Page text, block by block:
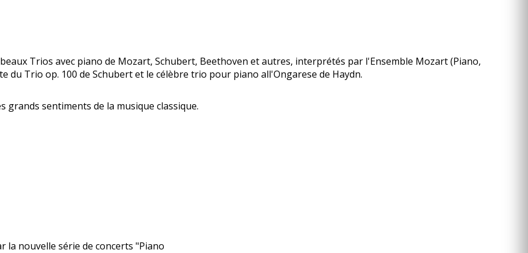
Trios avec piano de Mozart, Schubert, Beethoven et autres, interprétés par l'Ensemble Mozart (Piano,
du Trio op. 100 de Schubert et le célèbre trio pour piano all'Ongarese de Haydn.
sentiments de la musique classique.
la nouvelle série de concerts "Piano